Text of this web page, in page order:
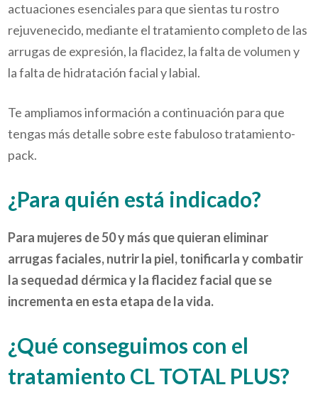
actuaciones esenciales para que sientas tu rostro
rejuvenecido, mediante el tratamiento completo de las
arrugas de expresión, la flacidez, la falta de volumen y
la falta de hidratación facial y labial.
Te ampliamos información a continuación para que
tengas más detalle sobre este fabuloso tratamiento-
pack.
¿Para quién está indicado?
Para mujeres de 50 y más que quieran eliminar
arrugas faciales, nutrir la piel, tonificarla y combatir
la sequedad dérmica y la flacidez facial que se
incrementa en esta etapa de la vida.
¿Qué conseguimos con el
tratamiento CL TOTAL PLUS?